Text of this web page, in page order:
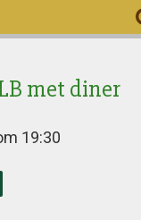
met diner
19:30